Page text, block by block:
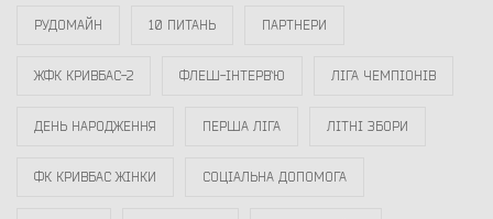
РУДОМАЙН 10 ПИТАНЬ ПАРТНЕРИ
ЖФК КРИВБАС-2 ФЛЕШ-ІНТЕРВ`Ю ЛІГА ЧЕМПІОНІВ
ДЕНЬ НАРОДЖЕННЯ ПЕРША ЛІГА ЛІТНІ ЗБОРИ
ФК КРИВБАС ЖІНКИ СОЦІАЛЬНА ДОПОМОГА